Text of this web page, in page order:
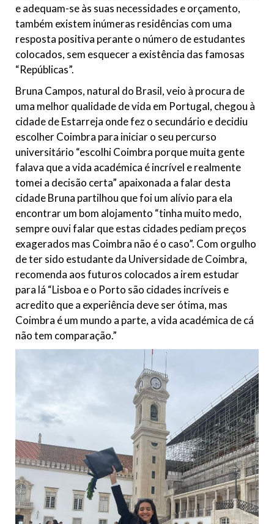
e adequam-se às suas necessidades e orçamento,
também existem inúmeras residências com uma
resposta positiva perante o número de estudantes
colocados, sem esquecer a existência das famosas
“Repúblicas”.
Bruna Campos, natural do Brasil, veio à procura de
uma melhor qualidade de vida em Portugal, chegou à
cidade de Estarreja onde fez o secundário e decidiu
escolher Coimbra para iniciar o seu percurso
universitário “escolhi Coimbra porque muita gente
falava que a vida académica é incrível e realmente
tomei a decisão certa” apaixonada a falar desta
cidade Bruna partilhou que foi um alívio para ela
encontrar um bom alojamento “tinha muito medo,
sempre ouvi falar que estas cidades pediam preços
exagerados mas Coimbra não é o caso”. Com orgulho
de ter sido estudante da Universidade de Coimbra,
recomenda aos futuros colocados a irem estudar
para lá “Lisboa e o Porto são cidades incríveis e
acredito que a experiência deve ser ótima, mas
Coimbra é um mundo a parte, a vida académica de cá
não tem comparação.”